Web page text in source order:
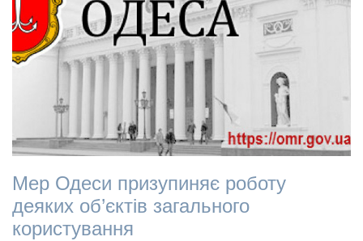
Мер Одеси призупиняє роботу
деяких об’єктів загального
користування